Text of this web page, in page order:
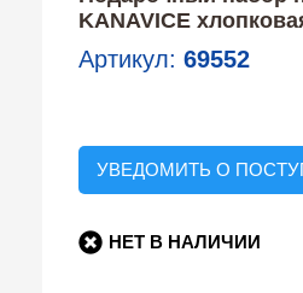
KANAVICE
Артикул: 69552
УВЕДОМИТЬ О
НЕТ В НАЛИЧИИ